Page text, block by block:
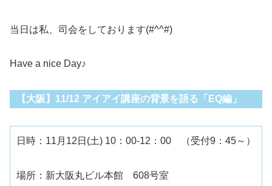
当日は私、司会をしております(#^^#)
Have a nice Day♪
【大阪】11/12 アイアイ講座の背景を語る「EQ編」
日時：11月12日(土) 10：00-12：00 （受付9：45～）
場所：新大阪丸ビル本館 608号室